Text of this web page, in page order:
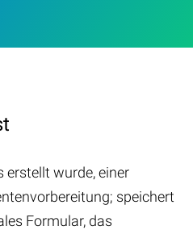
erstellt wurde, einer
speichert
Formular, das